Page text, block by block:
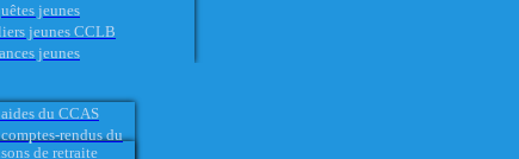
jeunes
jeunes CCLB
jeunes
du CCAS
rendus du
de retraite